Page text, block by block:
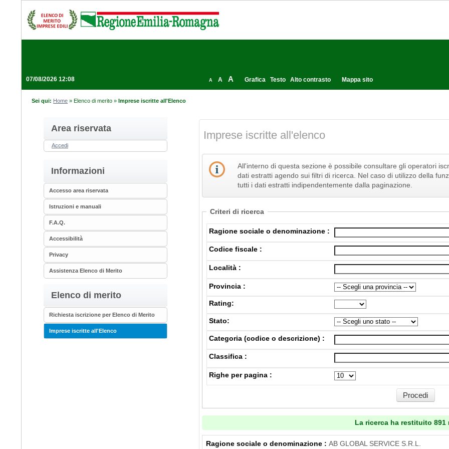
07/08/2026 12:08 A A A Grafica Testo Alto contrasto Mappa sito
Sei qui: Home »Elenco di merito »Imprese iscritte all'Elenco
Area riservata
Accedi
Informazioni
Accesso area riservata
Istruzioni e manuali
F.A.Q.
Accessibilità
Privacy
Assistenza Elenco di Merito
Elenco di merito
Richiesta iscrizione per Elenco di Merito
Imprese iscritte all'Elenco
Imprese iscritte all'elenco
All'interno di questa sezione è possibile consultare gli operatori
dati estratti agendo sui filtri di ricerca. Nel caso di utilizzo della
tutti i dati estratti indipendentemente dalla paginazione.
Criteri di ricerca
Ragione sociale o denominazione :
Codice fiscale :
Località :
Provincia :
Rating:
Stato:
Categoria (codice o descrizione) :
Classifica :
Righe per pagina :
La ricerca ha restituito 891
Ragione sociale o denominazione : AB GLOBAL SERVICE S.R.L.